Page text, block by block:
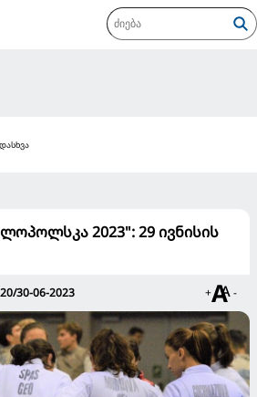
2023": 29 ივნისის
30-06-2023 + -